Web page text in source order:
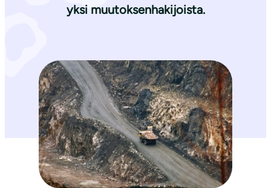
yksi muutoksenhakijoista.